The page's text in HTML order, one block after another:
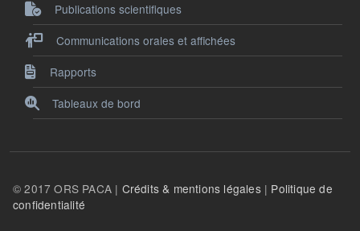
Publications scientifiques
Communications orales et affichées
Rapports
Tableaux de bord
© 2017 ORS PACA | Crédits & mentions légales| Politique de
confidentialité